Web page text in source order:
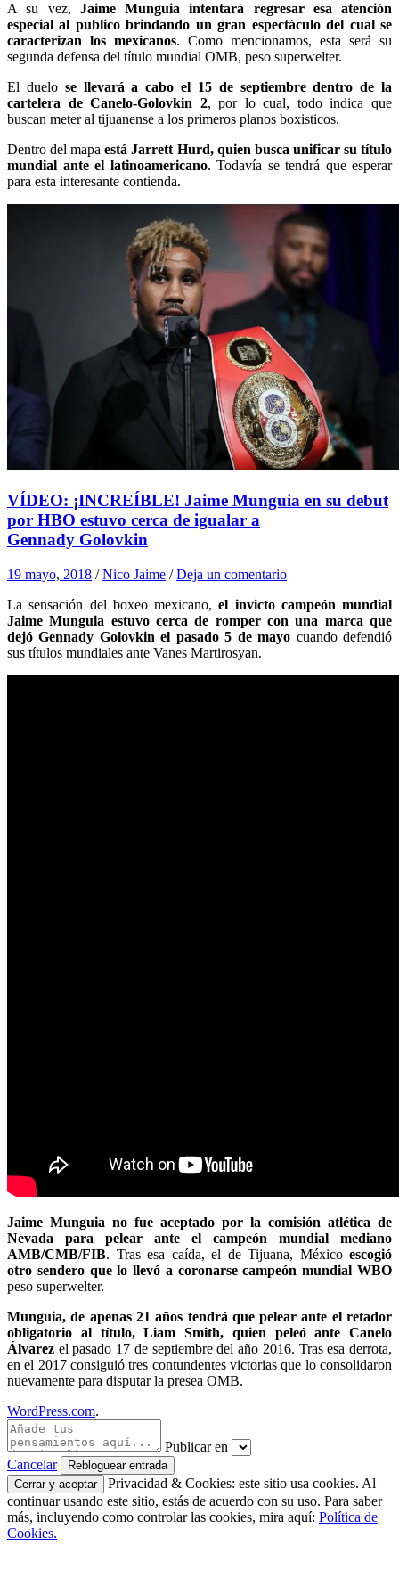
A su vez, Jaime Munguia intentará regresar esa atención
especial al publico brindando un gran espectáculo del cual se
caracterizan los mexicanos. Como mencionamos, esta será su
segunda defensa del título mundial OMB, peso superwelter.
El duelose llevará a cabo el 15 de septiembre dentro de la
cartelera de Canelo-Golovkin 2, por lo cual, todo indica que
buscan meter al tijuanense a los primeros planos boxisticos.
Dentro del mapaestá Jarrett Hurd, quien busca unificar su título
mundial ante el latinoamericano. Todavía se tendrá que esperar
para esta interesante contienda.
VÍDEO: ¡INCREÍBLE! Jaime Munguia en su debut
por HBO estuvo cerca de igualar a
Gennady Golovkin
19 mayo, 2018 /Nico Jaime /Deja un comentario
La sensación del boxeo mexicano,el invicto campeón mundial
Jaime Munguia estuvo cerca de romper con una marca que
dejó Gennady Golovkin el pasado 5 de mayo cuando defendió
sus títulos mundiales ante Vanes Martirosyan.
Jaime Munguia no fue aceptado por la comisión atlética de
Nevada para pelear ante el campeón mundial mediano
AMB/CMB/FIB. Tras esa caída, el de Tijuana, México escogió
otro sendero que lo llevó a coronarse campeón mundial WBO
peso superwelter.
Munguia, de apenas 21 años tendrá que pelear ante el retador
obligatorio al título, Liam Smith, quien peleó ante Canelo
Álvarez el pasado 17 de septiembre del año 2016. Tras esa derrota,
en el 2017 consiguió tres contundentes victorias que lo consolidaron
nuevamente para disputar la presea OMB.
WordPress.com.
Publicar en
Cancelar
Privacidad & Cookies: este sitio usa cookies. Al
continuar usando este sitio, estás de acuerdo con su uso. Para saber
más, incluyendo como controlar las cookies, mira aquí: Política de
Cookies.